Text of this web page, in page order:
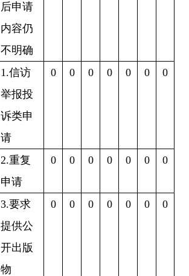
后申请
内容仍
不明确
1.信访
举报投
诉类申
请
0 0 0 0 0 0 0
2.重复
申请
0 0 0 0 0 0 0
3.要求
提供公
开出版
物
0 0 0 0 0 0 0